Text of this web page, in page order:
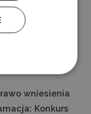
i
wniesienia
Konkurs